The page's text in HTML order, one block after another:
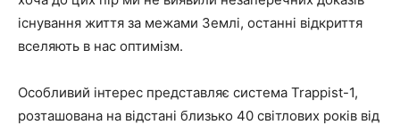
існування життя за межами Землі, останні відкриття
вселяють в нас оптимізм.
Особливий інтерес представляє система Trappist-1,
розташована на відстані близько 40 світлових років від